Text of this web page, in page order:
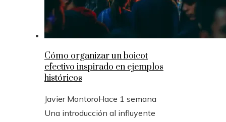
Cómo organizar un boicot
efectivo inspirado en ejemplos
históricos
Javier MontoroHace 1 semana
Una introducción al influyente